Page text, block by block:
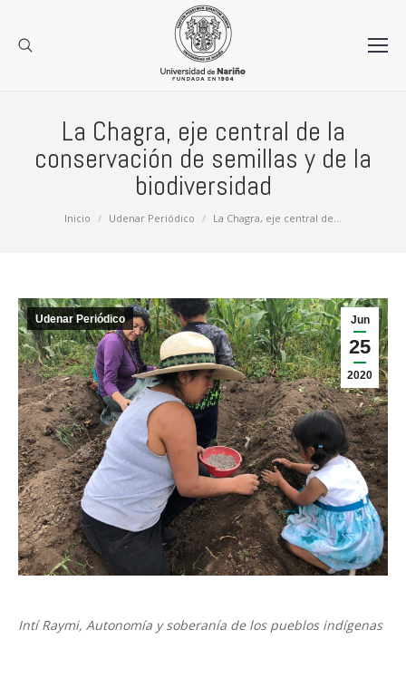
La Chagra, eje central de la
conservación de semillas y de la
biodiversidad
Estás aquí:
Inicio Udenar Periódico La Chagra, eje central de…
Jun
25
2020
Udenar Periódico
Intí Raymi, Autonomía y soberanía de los pueblos indígenas